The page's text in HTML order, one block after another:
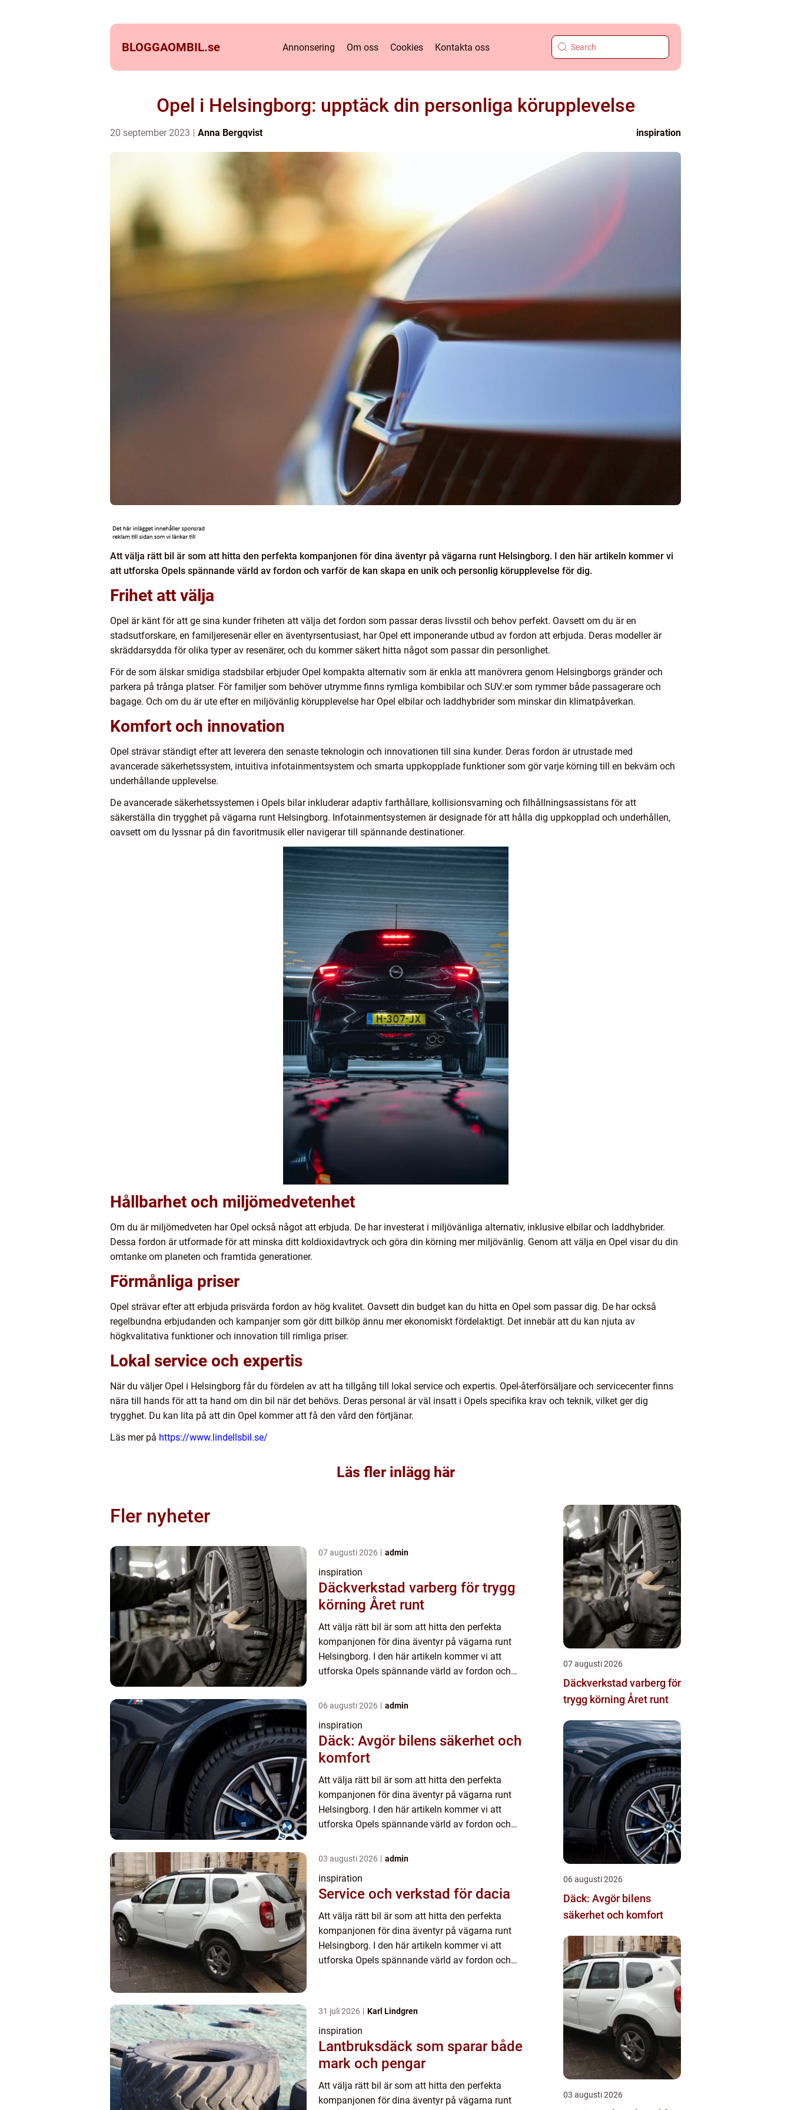
BLOGGAOMBIL.se Annonsering Om oss Cookies Kontakta oss
Opel i Helsingborg: upptäck din personliga körupplevelse
20 september 2023 Anna Bergqvist inspiration
Att välja rätt bil är som att hitta den perfekta kompanjonen för dina äventyr på vägarna runt Helsingborg. I den här artikeln kommer vi
att utforska Opels spännande värld av fordon och varför de kan skapa en unik och personlig körupplevelse för dig.
Frihet att välja
Opel är känt för att ge sina kunder friheten att välja det fordon som passar deras livsstil och behov perfekt. Oavsett om du är en
stadsutforskare, en familjeresenär eller en äventyrsentusiast, har Opel ett imponerande utbud av fordon att erbjuda. Deras modeller är
skräddarsydda för olika typer av resenärer, och du kommer säkert hitta något som passar din personlighet.
För de som älskar smidiga stadsbilar erbjuder Opel kompakta alternativ som är enkla att manövrera genom Helsingborgs gränder och
parkera på trånga platser. För familjer som behöver utrymme finns rymliga kombibilar och SUV:er som rymmer både passagerare och
bagage. Och om du är ute efter en miljövänlig körupplevelse har Opel elbilar och laddhybrider som minskar din klimatpåverkan.
Komfort och innovation
Opel strävar ständigt efter att leverera den senaste teknologin och innovationen till sina kunder. Deras fordon är utrustade med
avancerade säkerhetssystem, intuitiva infotainmentsystem och smarta uppkopplade funktioner som gör varje körning till en bekväm och
underhållande upplevelse.
De avancerade säkerhetssystemen i Opels bilar inkluderar adaptiv farthållare, kollisionsvarning och filhållningsassistans för att
säkerställa din trygghet på vägarna runt Helsingborg. Infotainmentsystemen är designade för att hålla dig uppkopplad och underhållen,
oavsett om du lyssnar på din favoritmusik eller navigerar till spännande destinationer.
Hållbarhet och miljömedvetenhet
Om du är miljömedveten har Opel också något att erbjuda. De har investerat i miljövänliga alternativ, inklusive elbilar och laddhybrider.
Dessa fordon är utformade för att minska ditt koldioxidavtryck och göra din körning mer miljövänlig. Genom att välja en Opel visar du din
omtanke om planeten och framtida generationer.
Förmånliga priser
Opel strävar efter att erbjuda prisvärda fordon av hög kvalitet. Oavsett din budget kan du hitta en Opel som passar dig. De har också
regelbundna erbjudanden och kampanjer som gör ditt bilköp ännu mer ekonomiskt fördelaktigt. Det innebär att du kan njuta av
högkvalitativa funktioner och innovation till rimliga priser.
Lokal service och expertis
När du väljer Opel i Helsingborg får du fördelen av att ha tillgång till lokal service och expertis. Opel-återförsäljare och servicecenter finns
nära till hands för att ta hand om din bil när det behövs. Deras personal är väl insatt i Opels specifika krav och teknik, vilket ger dig
trygghet. Du kan lita på att din Opel kommer att få den vård den förtjänar.
Läs mer på https://www.lindellsbil.se/
Läs fler inlägg här
Fler nyheter
07 augusti 2026 admin
inspiration
Däckverkstad varberg för trygg
körning Året runt
Att välja rätt bil är som att hitta den perfekta
kompanjonen för dina äventyr på vägarna runt
Helsingborg. I den här artikeln kommer vi att
utforska Opels spännande värld av fordon och
06 augusti 2026 admin
inspiration
Däck: Avgör bilens säkerhet och
komfort
Att välja rätt bil är som att hitta den perfekta
kompanjonen för dina äventyr på vägarna runt
Helsingborg. I den här artikeln kommer vi att
utforska Opels spännande värld av fordon och
03 augusti 2026 admin
inspiration
Service och verkstad för dacia
Att välja rätt bil är som att hitta den perfekta
kompanjonen för dina äventyr på vägarna runt
Helsingborg. I den här artikeln kommer vi att
utforska Opels spännande värld av fordon och
31 juli 2026 Karl Lindgren
inspiration
Lantbruksdäck som sparar både
mark och pengar
Att välja rätt bil är som att hitta den perfekta
kompanjonen för dina äventyr på vägarna runt
07 augusti 2026
Däckverkstad varberg för
trygg körning Året runt
06 augusti 2026
Däck: Avgör bilens
säkerhet och komfort
03 augusti 2026